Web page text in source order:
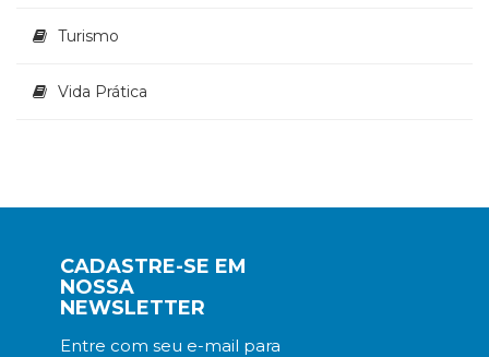
Turismo
Vida Prática
CADASTRE-SE EM
NOSSA
NEWSLETTER
Entre com seu e-mail para